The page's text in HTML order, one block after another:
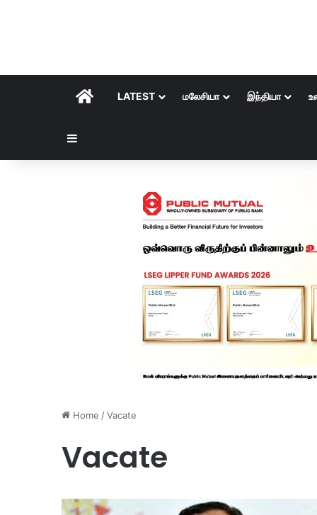
HOMELATEST மலேசியா இந்தியா
Home /Vacate
Vacate